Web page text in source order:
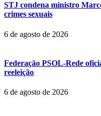
STJ condena ministro
crimes sexuais
6 de agosto de 2026
Federação PSOL-Rede
reeleição
6 de agosto de 2026